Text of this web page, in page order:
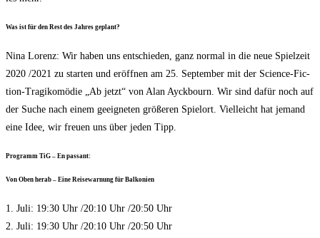
Was ist für den Rest des Jah­res geplant?
Nina Lorenz: Wir haben uns ent­schie­den, ganz nor­mal in die neue Spiel­zeit
2020 /​2021 zu star­ten und eröff­nen am 25. Sep­tem­ber mit der Sci­ence-Fic­
tion-Tra­gi­ko­mö­die „Ab jetzt“ von Alan Ayck­bourn. Wir sind dafür noch auf
der Suche nach einem geeig­ne­ten grö­ße­ren Spiel­ort. Viel­leicht hat jemand
eine Idee, wir freu­en uns über jeden Tipp.
Pro­gramm TiG – En passant:
Von Oben her­ab – Eine Rei­se­war­nung für Balkonien
1. Juli: 19:30 Uhr /​20:10 Uhr /​20:50 Uhr
2. Juli: 19:30 Uhr /​20:10 Uhr /​20:50 Uhr